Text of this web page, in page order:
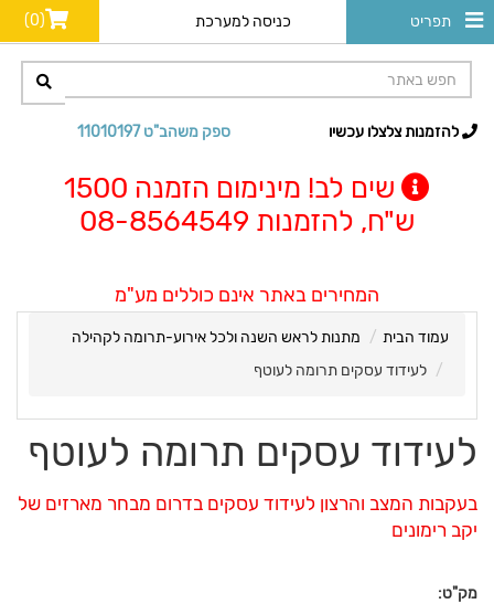
תפריט כניסה למערכת (0)
ספק משהב"ט 11010197 להזמנות צלצלו עכשיו
שים לב! מינימום הזמנה 1500
ש"ח, להזמנות 08-8564549
המחירים באתר אינם כוללים מע"מ
עמוד הבית
מתנות לראש השנה ולכל אירוע-תרומה לקהילה
לעידוד עסקים תרומה לעוטף
לעידוד עסקים תרומה לעוטף
בעקבות המצב והרצון לעידוד עסקים בדרום מבחר מארזים של
יקב רימונים
מק"ט: